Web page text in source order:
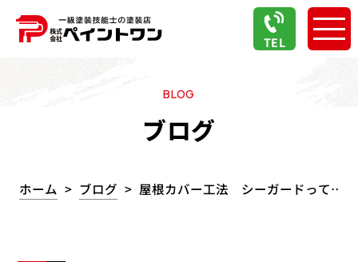
TEL
BLOG
ブログ
ホーム ブログ 屋根カバー工法 シーガードって…？